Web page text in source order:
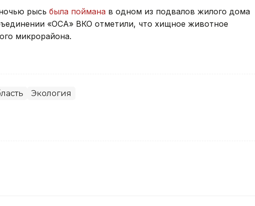
рысь была поймана в одном из подвалов жилого дома
«ОСА» ВКО отметили, что хищное животное
микрорайона.
Экология